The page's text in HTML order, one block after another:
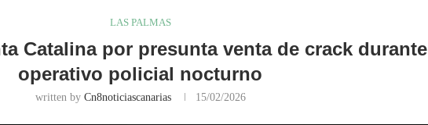
LAS PALMAS
Catalina por presunta venta de crack durante
operativo policial nocturno
written by Cn8noticiascanarias 15/02/2026